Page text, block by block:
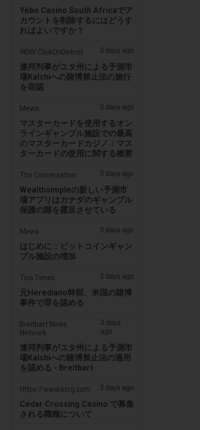
Yebo Casino South Africaでア
カウントを削除するにはどうす
ればよいですか？
WDIV ClickOnDetroit 3 days ago
連邦判事がユタ州による予測市
場Kalshiへの賭博禁止法の施行
を容認
Mews 3 days ago
マスターカードを使用するオン
ラインギャンブル施設での最高
のマスターカードカジノ：マス
ターカードの使用に関する概要
The Conversation 3 days ago
Wealthsimpleの新しい予測市
場アプリはカナダのギャンブル
保護の隙を露呈させている
Mews 3 days ago
はじめに：ビットコインギャン
ブル施設の増加
Tico Times 3 days ago
元Herediano幹部、米国の賭博
事件で罪を認める
Breitbart News
Network
3 days
ago
連邦判事がユタ州による予測市
場Kalshiへの賭博禁止法の適用
を認める - Breitbart
Https://www.kcrg.com 3 days ago
Cedar Crossing Casino で募集
される職種について